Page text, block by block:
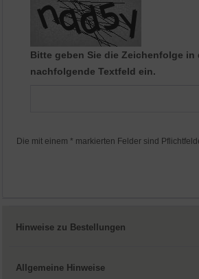
Bitte geben Sie die Zeichenfolge in
nachfolgende Textfeld ein.
Die mit einem * markierten Felder sind
Hinweise zu Bestellungen
Allgemeine Hinweise